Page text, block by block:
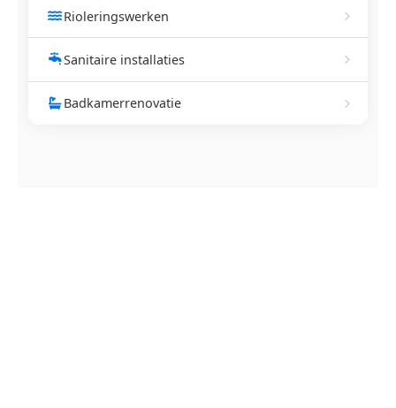
Rioleringswerken
Sanitaire installaties
Badkamerrenovatie